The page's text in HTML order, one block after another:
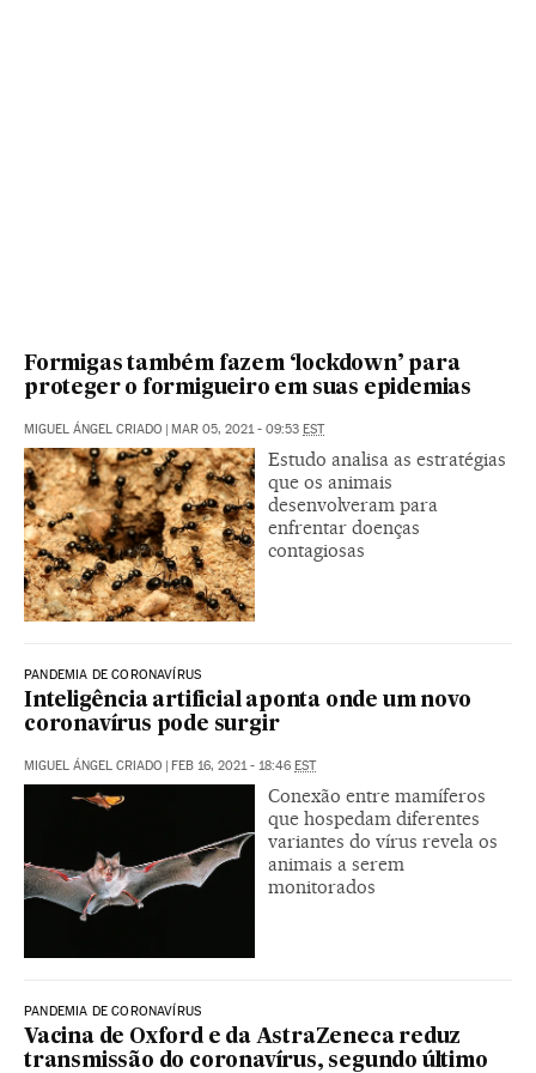
Formigas também fazem ‘lockdown’ para
proteger o formigueiro em suas epidemias
MIGUEL ÁNGEL CRIADO | MAR 05, 2021 - 09:53 EST
Estudo analisa as estratégias
que os animais
desenvolveram para
enfrentar doenças
contagiosas
PANDEMIA DE CORONAVÍRUS
Inteligência artificial aponta onde um novo
coronavírus pode surgir
MIGUEL ÁNGEL CRIADO | FEB 16, 2021 - 18:46 EST
Conexão entre mamíferos
que hospedam diferentes
variantes do vírus revela os
animais a serem
monitorados
PANDEMIA DE CORONAVÍRUS
Vacina de Oxford e da AstraZeneca reduz
transmissão do coronavírus, segundo último